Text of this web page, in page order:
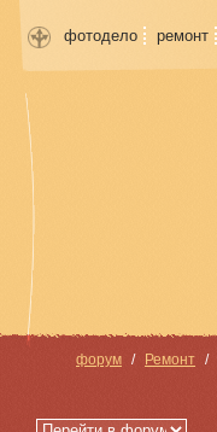
фотодело ремонт
форум Ремонт